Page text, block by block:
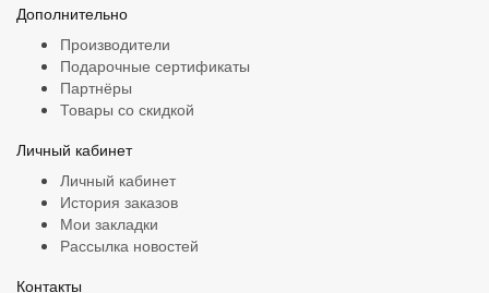
Дополнительно
Производители
Подарочные сертификаты
Партнёры
Товары со скидкой
Личный кабинет
Личный кабинет
История заказов
Мои закладки
Рассылка новостей
Контакты